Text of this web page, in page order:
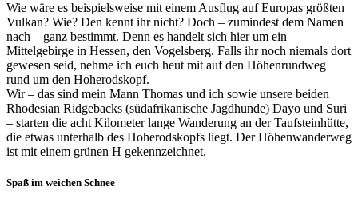
Wie wäre es beispielsweise mit einem Ausflug auf Europas größten
Vulkan? Wie? Den kennt ihr nicht? Doch – zumindest dem Namen
nach – ganz bestimmt. Denn es handelt sich hier um ein
Mittelgebirge in Hessen, den Vogelsberg. Falls ihr noch niemals dort
gewesen seid, nehme ich euch heut mit auf den Höhenrundweg
rund um den Hoherodskopf.
Wir – das sind mein Mann Thomas und ich sowie unsere beiden
Rhodesian Ridgebacks (südafrikanische Jagdhunde) Dayo und Suri
– starten die acht Kilometer lange Wanderung an der Taufsteinhütte,
die etwas unterhalb des Hoherodskopfs liegt. Der Höhenwanderweg
ist mit einem grünen H gekennzeichnet.
Spaß im weichen Schnee